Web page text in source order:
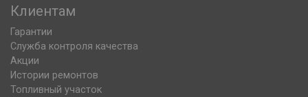
Клиентам
Гарантии
Служба контроля качества
Акции
Истории ремонтов
Топливный участок